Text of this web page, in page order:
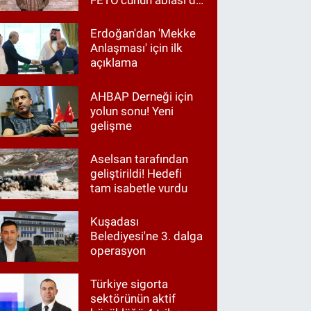
Erdoğan'dan 'Mekke
Anlaşması' için ilk
açıklama
AHBAP Derneği için
yolun sonu! Yeni
gelişme
Aselsan tarafından
geliştirildi! Hedefi
tam isabetle vurdu
Kuşadası
Belediyesi'ne 3. dalga
operasyon
Türkiye sigorta
sektörünün aktif